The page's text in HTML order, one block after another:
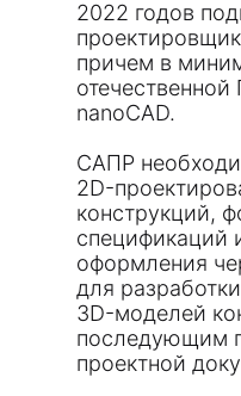
2022 годов
причем в
nanoCAD.
САПР
2D-
конструкций,
спецификаций
оформления
для
3D-моделей
последующим
проектной